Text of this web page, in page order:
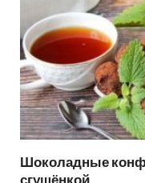
Шоколадные
сгущёнкой